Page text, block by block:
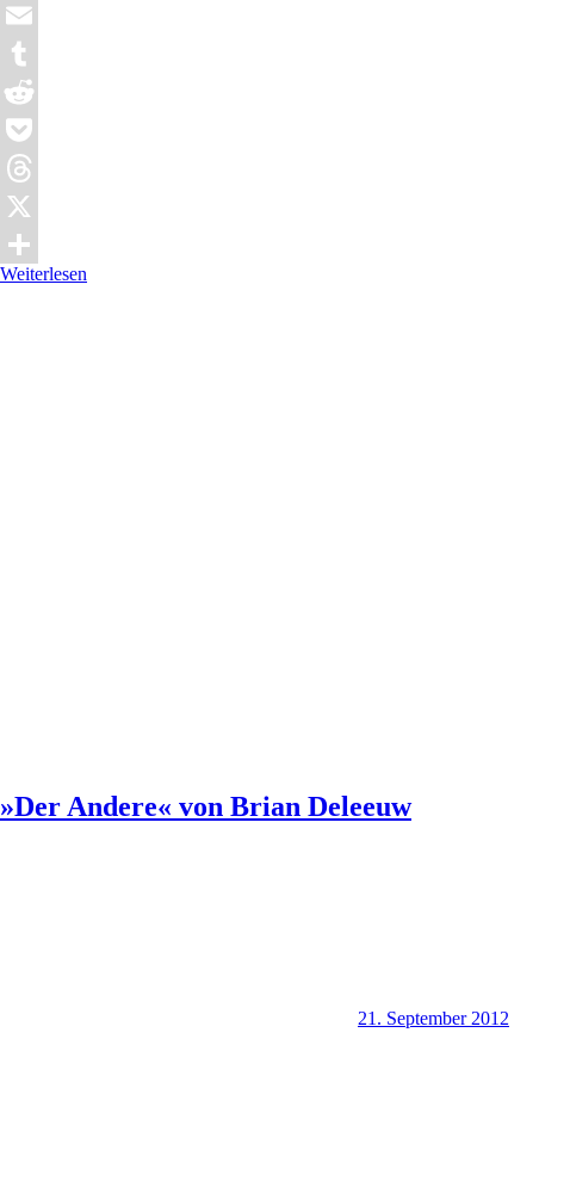
WhatsApp
Email
Tumblr
Reddit
Pocket
Threads
X
Teilen
Weiterlesen
»Der Andere« von Brian Deleeuw
21. September 2012